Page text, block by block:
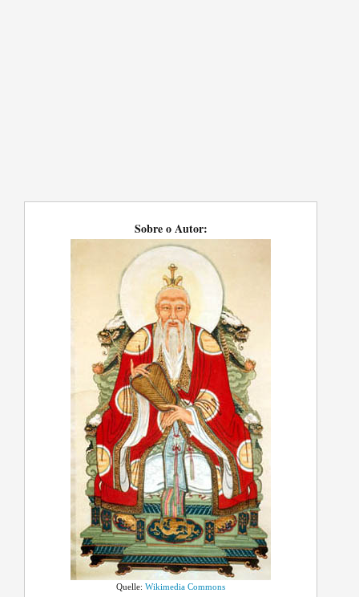
Sobre o Autor:
Quelle:Wikimedia Commons